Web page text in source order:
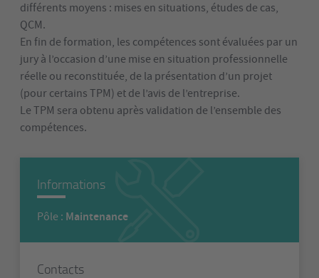
différents moyens : mises en situations, études de cas,
QCM.
En fin de formation, les compétences sont évaluées par un
jury à l’occasion d’une mise en situation professionnelle
réelle ou reconstituée, de la présentation d’un projet
(pour certains TPM) et de l’avis de l’entreprise.
Le TPM sera obtenu après validation de l’ensemble des
compétences.
Informations
Pôle : Maintenance
Contacts